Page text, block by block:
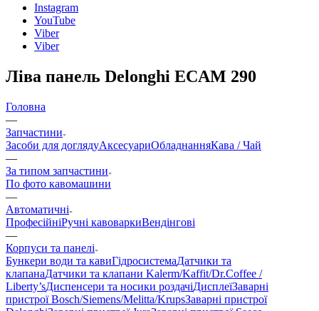
Instagram
YouTube
Viber
Viber
Ліва панель Delonghi ECAM 290
Головна
—
Запчастини
Засоби для доглядуАксесуариОбладнанняКава / Чай
—
За типом запчастини
По фото кавомашини
—
Автоматичні
ПрофесійніРучні кавоваркиВендінгові
—
Корпуси та панелі
Бункери води та кавиГідросистемаДатчики та
клапанаДатчики та клапани Kalerm/Kaffit/Dr.Coffee /
Liberty’sДиспенсери та носики роздачіДисплеїЗаварні
пристрої Bosch/Siemens/Melitta/KrupsЗаварні пристрої